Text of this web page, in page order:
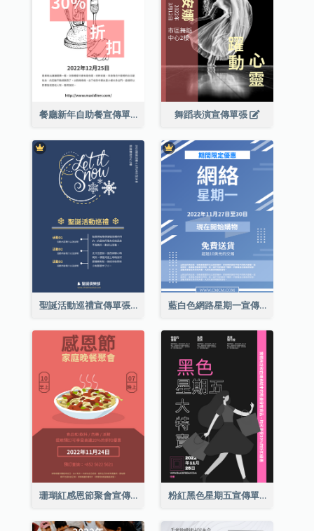
餐廳新年自助餐宣傳單張 舞蹈表演宣傳單張
聖誕活動巡禮宣傳單張(附介紹) 藍白色網路星期一宣傳單張
珊瑚紅感恩節聚會宣傳單張 粉紅黑色星期五宣傳單張